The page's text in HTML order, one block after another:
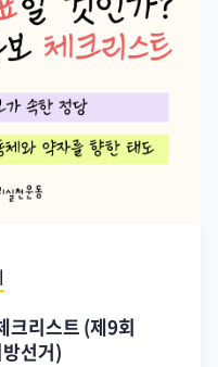
크리스트 (제9회
선거)